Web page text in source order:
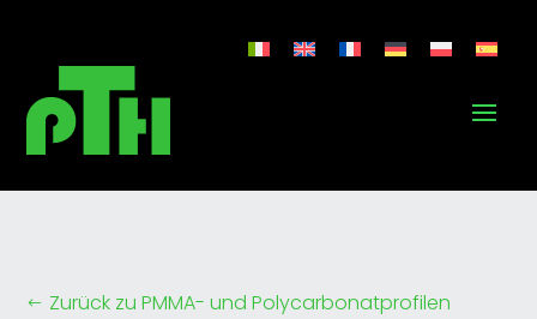
# Zurück zu PMMA- und Polycarbonatprofilen